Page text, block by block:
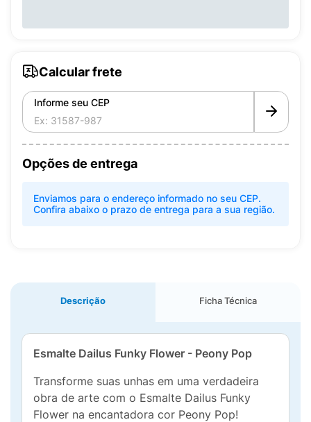
Calcular frete
Informe seu CEP
Opções de entrega
Enviamos para o endereço informado no seu CEP.
Confira abaixo o prazo de entrega para a sua região.
Descrição Ficha Técnica
Esmalte Dailus Funky Flower - Peony Pop
Transforme suas unhas em uma verdadeira
obra de arte com o Esmalte Dailus Funky
Flower na encantadora cor Peony Pop!